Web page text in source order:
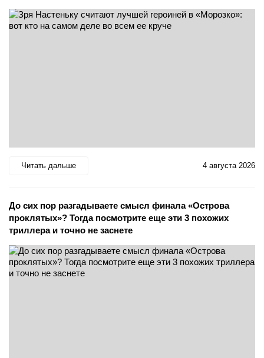
Читать дальше 4 августа 2026
До сих пор разгадываете смысл финала «Острова
проклятых»? Тогда посмотрите еще эти 3 похожих
триллера и точно не заснете